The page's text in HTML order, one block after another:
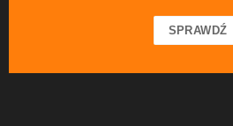
SPRAWDŹ